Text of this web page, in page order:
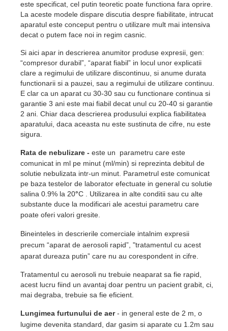
este specificat, cel putin teoretic poate functiona fara oprire.
La aceste modele dispare discutia despre fiabilitate, intrucat
aparatul este conceput pentru o utilizare mult mai intensiva
decat o putem face noi in regim casnic.
Si aici apar in descrierea anumitor produse expresii, gen:
“compresor durabil”, “aparat fiabil” in locul unor explicatii
clare a regimului de utilizare discontinuu, si anume durata
functionarii si a pauzei, sau a regimului de utilizare continuu.
E clar ca un aparat cu 30-30 sau cu functionare continua si
garantie 3 ani este mai fiabil decat unul cu 20-40 si garantie
2 ani. Chiar daca descrierea produsului explica fiabilitatea
aparatului, daca aceasta nu este sustinuta de cifre, nu este
sigura.
Rata de nebulizare - este un parametru care este
comunicat in ml pe minut (ml/min) si reprezinta debitul de
solutie nebulizata intr-un minut. Parametrul este comunicat
pe baza testelor de laborator efectuate in general cu solutie
salina 0.9% la 20°C
. Utilizarea in alte conditii sau cu alte
substante duce la modificari ale acestui parametru care
poate oferi valori gresite
Bineinteles in descrierile comerciale intalnim expresii
precum “aparat de aerosoli rapid”, "tratamentul cu acest
aparat dureaza putin” care nu au corespondent in cifre.
Tratamentul cu aerosoli nu trebuie neaparat sa fie rapid,
acest lucru fiind un avantaj doar pentru un pacient grabit, ci,
mai degraba, trebuie sa fie eficient.
Lungimea furtunului de aer- in general este de 2 m, o
lugime devenita standard, dar gasim si aparate cu 1.2m sau